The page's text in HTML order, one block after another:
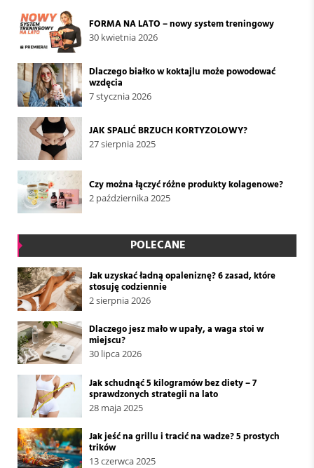
FORMA NA LATO – nowy system treningowy
30 kwietnia 2026
Dlaczego białko w koktajlu może powodować
wzdęcia
7 stycznia 2026
JAK SPALIĆ BRZUCH KORTYZOLOWY?
27 sierpnia 2025
Czy można łączyć różne produkty kolagenowe?
2 października 2025
POLECANE
Jak uzyskać ładną opaleniznę? 6 zasad, które
stosuję codziennie
2 sierpnia 2026
Dlaczego jesz mało w upały, a waga stoi w
miejscu?
30 lipca 2026
Jak schudnąć 5 kilogramów bez diety – 7
sprawdzonych strategii na lato
28 maja 2025
Jak jeść na grillu i tracić na wadze? 5 prostych
trików
13 czerwca 2025